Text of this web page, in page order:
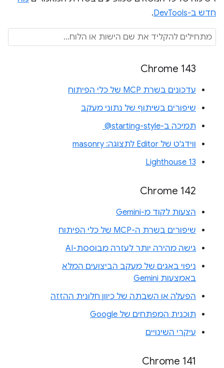
חדש ב-DevTools
.
Chrome 143
עדכונים בשרת MCP של כלי הפיתוח
שיפורים בשיתוף של נתוני מעקב
תמיכה ב-‎ @starting-style
ווידג'ט של Editor לתצוגה: masonry
Lighthouse 13
Chrome 142
הצעות לקוד מ-Gemini
שיפורים בשרת ה-MCP של כלי הפיתוח
גישה מהירה יותר לעזרה מבוססת-AI
ניפוי באגים של מעקב הביצועים המלא
באמצעות Gemini
הפעלה או השבתה של כיוון חלונית ההזזה
תוכנית המפתחים של Google
עיקרי השינויים
Chrome 141